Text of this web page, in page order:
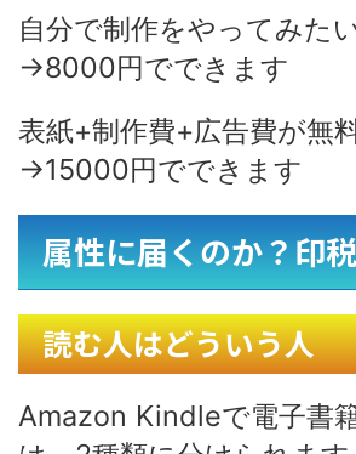
自分で制作をやってみた
→8000円でできます
表紙+制作費+広告費が無
→15000円でできます
属性に届くのか？印
読む人はどういう人
Amazon Kindleで電子書